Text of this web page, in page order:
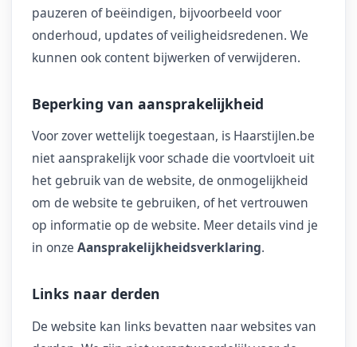
pauzeren of beëindigen, bijvoorbeeld voor
onderhoud, updates of veiligheidsredenen. We
kunnen ook content bijwerken of verwijderen.
Beperking van aansprakelijkheid
Voor zover wettelijk toegestaan, is Haarstijlen.be
niet aansprakelijk voor schade die voortvloeit uit
het gebruik van de website, de onmogelijkheid
om de website te gebruiken, of het vertrouwen
op informatie op de website. Meer details vind je
in onze Aansprakelijkheidsverklaring.
Links naar derden
De website kan links bevatten naar websites van